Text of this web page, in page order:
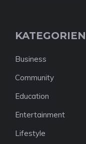
KATEGORIEN
Business
Community
Education
Entertainment
Lifestyle